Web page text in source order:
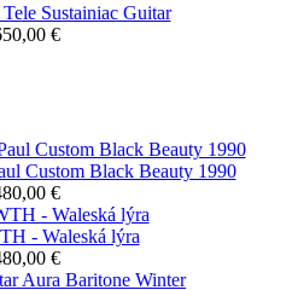
Sustainiac Guitar
€
Custom Black Beauty 1990
€
- Waleská lýra
€